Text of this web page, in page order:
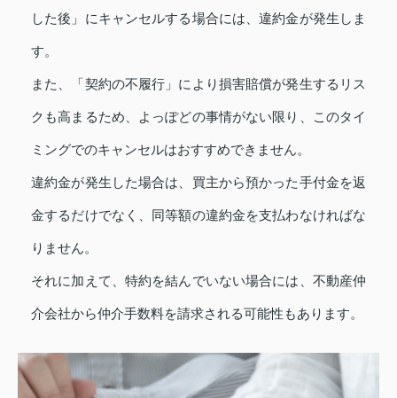
した後」にキャンセルする場合には、違約金が発生しま
す。
また、「契約の不履行」により損害賠償が発生するリス
クも高まるため、よっぽどの事情がない限り、このタイ
ミングでのキャンセルはおすすめできません。
違約金が発生した場合は、買主から預かった手付金を返
金するだけでなく、同等額の違約金を支払わなければな
りません。
それに加えて、特約を結んでいない場合には、不動産仲
介会社から仲介手数料を請求される可能性もあります。